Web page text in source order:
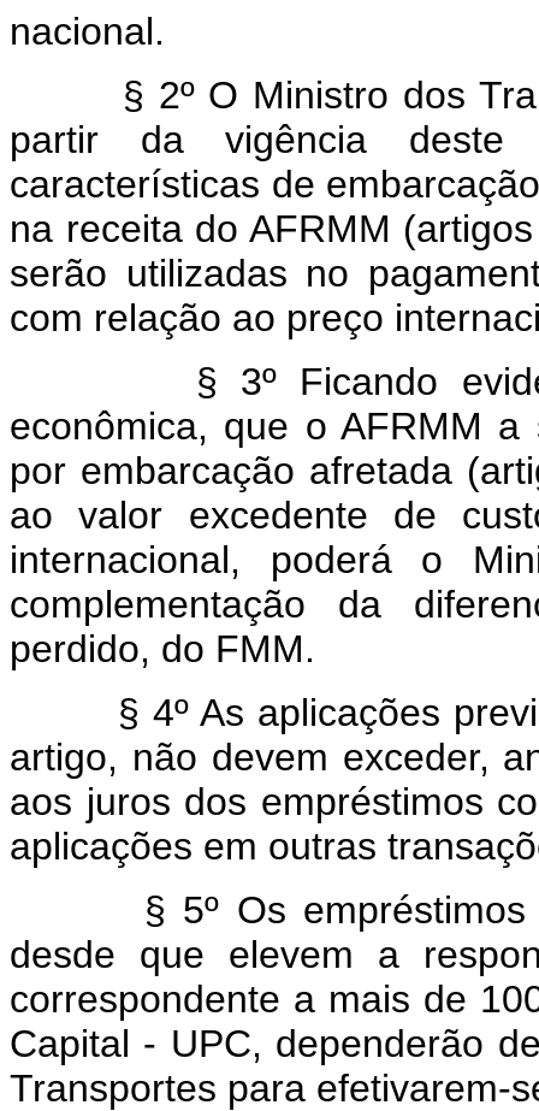
nacional.
§ 2º O Ministro dos
partir da vigência
características de
na receita do AFRMM
serão utilizadas no
com relação ao preço
§ 3º Ficando
econômica, que o AFRMM
por embarcação afretada
ao valor excedente de
internacional, poderá o
complementação da
perdido, do FMM.
§ 4º As aplicações
artigo, não devem exceder,
aos juros dos empréstimos
aplicações em outras
§ 5º Os
desde que elevem a
correspondente a mais de
Capital - UPC, dependerão
Transportes para efetivarem-